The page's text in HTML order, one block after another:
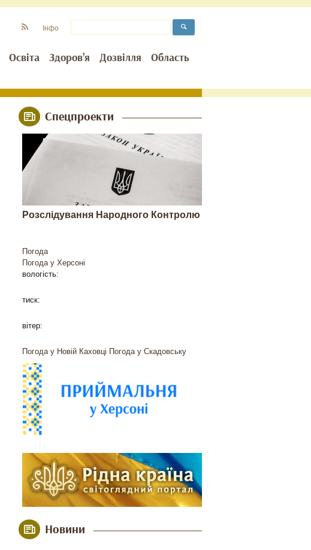
Освіта Здоров’я Дозвілля Область
Інфо
Спецпроекти
Розслідування Народного Контролю
Погода
Погода у Херсоні
вологість:
тиск:
вітер:
Погода у Новій Каховці Погода у Скадовську
Новини